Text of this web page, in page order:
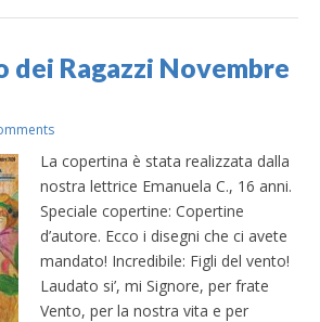
dei Ragazzi Novembre
La copertina è stata realizzata dalla
nostra lettrice Emanuela C., 16 anni.
Speciale copertine: Copertine
d’autore. Ecco i disegni che ci avete
mandato! Incredibile: Figli del vento!
Laudato si’, mi Signore, per frate
Vento, per la nostra vita e per